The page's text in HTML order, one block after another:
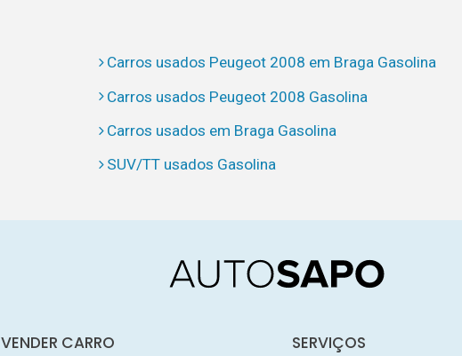
Carros usados Peugeot 2008 em Braga Gasolina
Carros usados Peugeot 2008 Gasolina
Carros usados em Braga Gasolina
SUV/TT usados Gasolina
VENDER CARRO SERVIÇOS